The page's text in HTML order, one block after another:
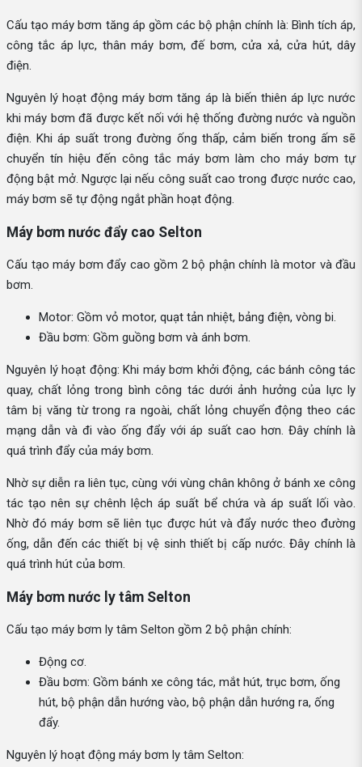
Cấu tạo máy bơm tăng áp gồm các bộ phận chính là: Bình tích áp,
công tắc áp lực, thân máy bơm, đế bơm, cửa xả, cửa hút, dây
điện.
Nguyên lý hoạt động máy bơm tăng áp là biến thiên áp lực nước
khi máy bơm đã được kết nối với hệ thống đường nước và nguồn
điện. Khi áp suất trong đường ống thấp, cảm biến trong ấm sẽ
chuyển tín hiệu đến công tắc máy bơm làm cho máy bơm tự
động bật mở. Ngược lại nếu công suất cao trong được nước cao,
máy bơm sẽ tự động ngắt phần hoạt động.
Máy bơm nước đẩy cao Selton
Cấu tạo máy bơm đẩy cao gồm 2 bộ phận chính là motor và đầu
bơm.
Motor: Gồm vỏ motor, quạt tản nhiệt, bảng điện, vòng bi.
Đầu bơm: Gồm guồng bơm và ánh bơm.
Nguyên lý hoạt động: Khi máy bơm khởi động, các bánh công tác
quay, chất lỏng trong bình công tác dưới ảnh hưởng của lực ly
tâm bị văng từ trong ra ngoài, chất lỏng chuyển động theo các
mạng dẫn và đi vào ống đẩy với áp suất cao hơn. Đây chính là
quá trình đẩy của máy bơm.
Nhờ sự diễn ra liên tục, cùng với vùng chân không ở bánh xe công
tác tạo nên sự chênh lệch áp suất bể chứa và áp suất lối vào.
Nhờ đó máy bơm sẽ liên tục được hút và đẩy nước theo đường
ống, dẫn đến các thiết bị vệ sinh thiết bị cấp nước. Đây chính là
quá trình hút của bơm.
Máy bơm nước ly tâm Selton
Cấu tạo máy bơm ly tâm Selton gồm 2 bộ phận chính:
Động cơ.
Đầu bơm: Gồm bánh xe công tác, mắt hút, trục bơm, ống
hút, bộ phận dẫn hướng vào, bộ phận dẫn hướng ra, ống
đẩy.
Nguyên lý hoạt động máy bơm ly tâm Selton: